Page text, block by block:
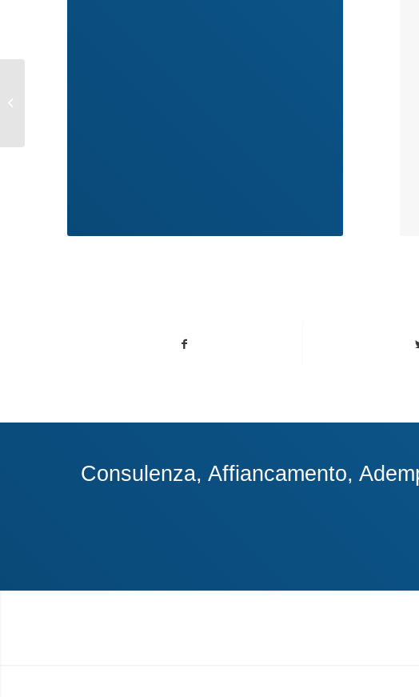
Consulenza, Affiancamento,